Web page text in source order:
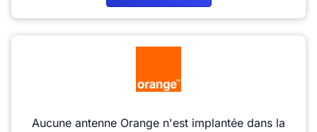
Aucune antenne Orange n'est implantée dans la